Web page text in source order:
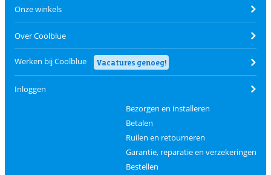
Onze winkels
Over Coolblue
Werken bij Coolblue Vacatures genoeg!
Inloggen
Bezorgen en installeren
Betalen
Ruilen en retourneren
Garantie, reparatie en verzekeringen
Bestellen